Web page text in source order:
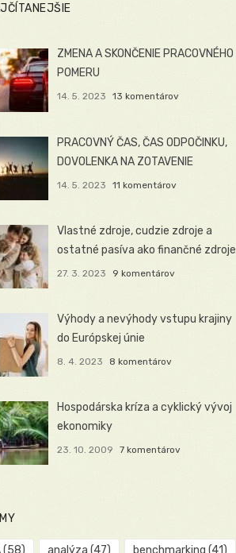
ZMENA A SKONČENIE PRACOVNÉHO
POMERU
14. 5. 2023 13 komentárov
PRACOVNÝ ČAS, ČAS ODPOČINKU,
DOVOLENKA NA ZOTAVENIE
14. 5. 2023 11 komentárov
Vlastné zdroje, cudzie zdroje a
ostatné pasíva ako finančné zdroje
27. 3. 2023 9 komentárov
Výhody a nevýhody vstupu krajiny
do Európskej únie
8. 4. 2023 8 komentárov
Hospodárska kríza a cyklický vývoj
ekonomiky
23. 10. 2009 7 komentárov